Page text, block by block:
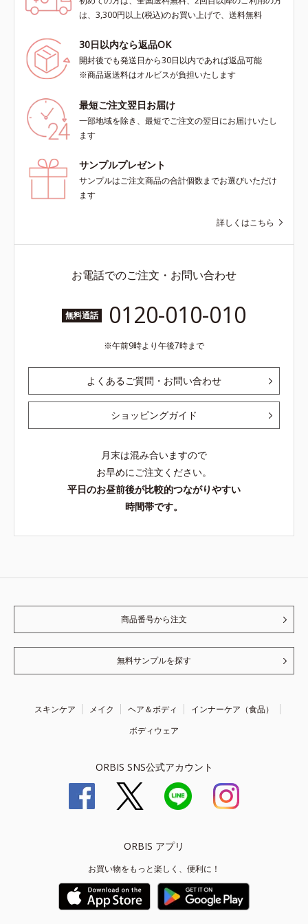
は、3,300円以上(税込)のお買い上げで、送料無料
30日以内なら返品OK
開封後でも発送日から30日以内であれば返品可能
※商品返送料はオルビスが負担いたします
最短ご注文翌日お届け
一部地域を除き、最短でご注文の翌日にお届けいたし
ます
サンプルプレゼント
サンプルはご注文商品の合計個数までお選びいただけ
ます
詳しくはこちら
お電話でのご注文・お問い合わせ
無料通話 0120-010-010
午前9時より午後7時まで
よくあるご質問・お問い合わせ
ショッピングガイド
月末は混み合いますので
お早めにご注文ください。
平日のお昼前後が比較的つながりやすい
時間帯です。
商品番号から注文
無料サンプルを探す
スキンケア メイク ヘア＆ボディ
インナーケア（食品）
ボディウェア
ORBIS SNS公式アカウント
ORBIS アプリ
お買い物をもっと楽しく、便利に！